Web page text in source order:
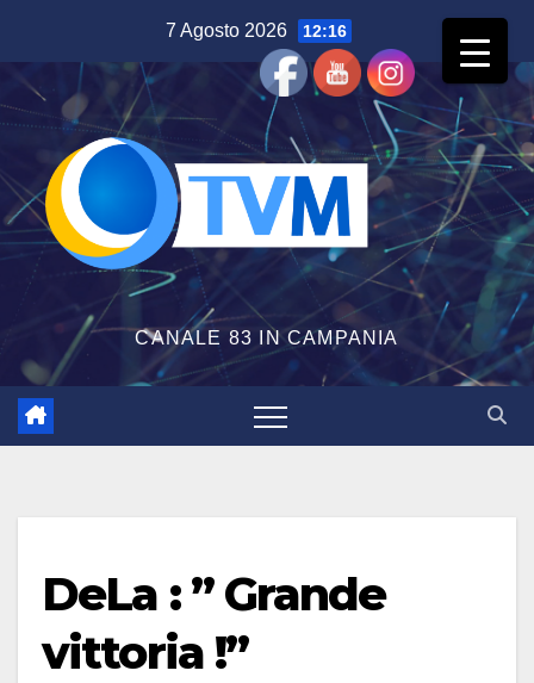
contenuto
7 Agosto 2026 12:16
CANALE 83 IN CAMPANIA
DeLa : ” Grande
vittoria !”